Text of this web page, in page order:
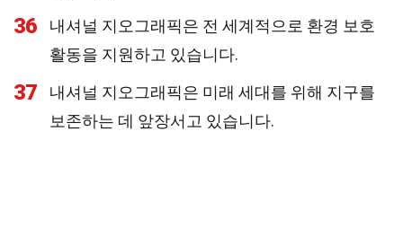
36
내셔널 지오그래픽은 전 세계적으로 환경 보호
활동을 지원하고 있습니다.
37
내셔널 지오그래픽은 미래 세대를 위해 지구를
보존하는 데 앞장서고 있습니다.